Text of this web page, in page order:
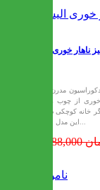
ناهار خوری الیسا
مدرن یک
خوری از چوب راش
کوچکی دارید
تومان
ناموجود